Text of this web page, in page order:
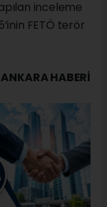
inceleme
FETÖ terör
ANKARA HABERİ